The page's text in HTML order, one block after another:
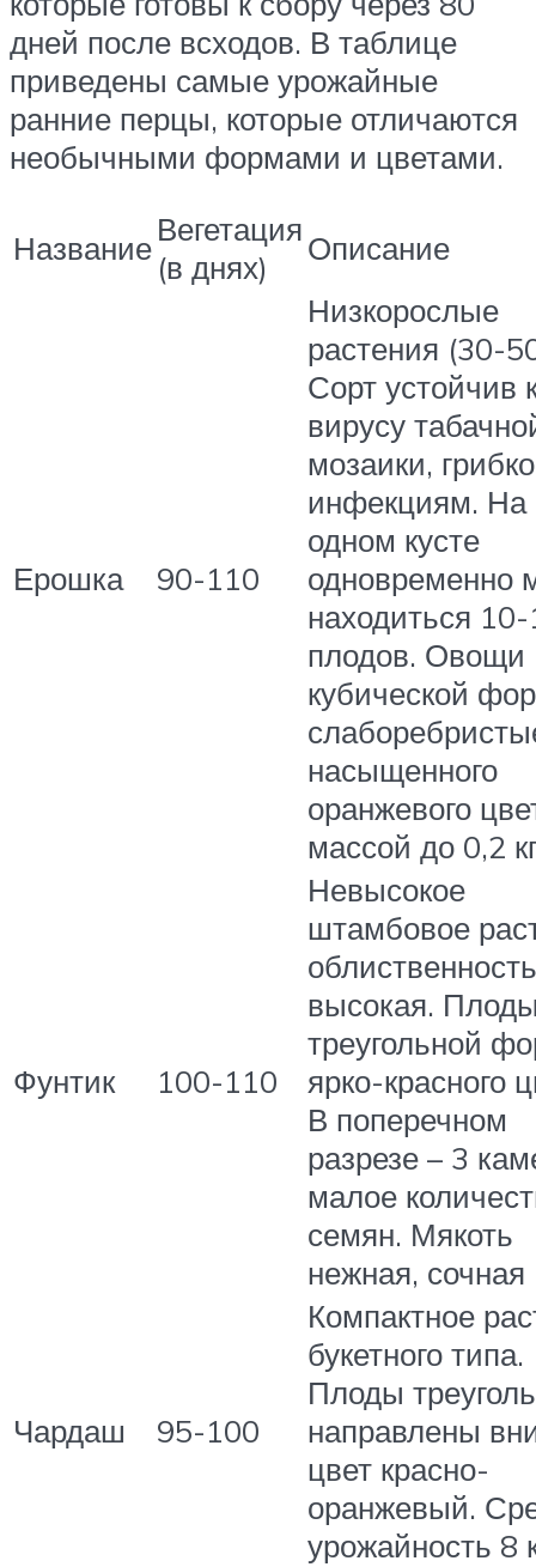
дней после всходов. В таблице
приведены самые урожайные
ранние перцы, которые отличаются
необычными формами и цветами.
НазваниеВегетация
(в днях)
Описание
Ерошка 90-110
Низкорослые
растения (30-
Сорт устойчив
вирусу
мозаики,
инфекциям. На
одном кусте
одновременно
находиться
плодов. Овощи
кубической
насыщенного
оранжевого
массой до 0,2
Фунтик 100-110
Невысокое
штамбовое
облиственность
высокая.
треугольной
ярко-красного
В поперечном
разрезе – 3
малое
семян. Мякоть
нежная, сочная
Чардаш 95-100
Компактное
букетного типа.
Плоды
направлены
цвет красно-
оранжевый.
урожайность 8